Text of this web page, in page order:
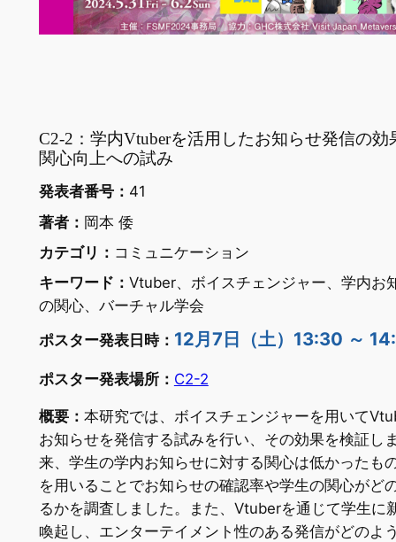
C2-2：学内Vtuberを活用したお知らせ発信の効
関心向上への試み
発表者番号： 41
著者： 岡本 倭
カテゴリ： コミュニケーション
キーワード： Vtuber、ボイスチェンジャー、学内お
の関心、バーチャル学会
ポスター発表日時： 12月7日（土）13:30 ～
ポスター発表場所： C2-2
概要： 本研究では、ボイスチェンジャーを用いて
お知らせを発信する試みを行い、その効果を検証し
来、学生の学内お知らせに対する関心は低かったも
を用いることでお知らせの確認率や学生の関心がど
るかを調査しました。また、Vtuberを通じて学生に
喚起し、エンターテイメント性のある発信がどのよ